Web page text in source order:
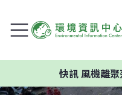
風機離聚落、